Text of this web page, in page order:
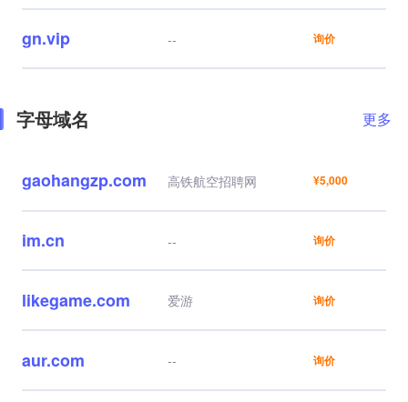
gn.vip -- 询价
字母域名 更多
gaohangzp.com 高铁航空招聘网 ¥5,000
im.cn -- 询价
likegame.com 爱游 询价
aur.com -- 询价